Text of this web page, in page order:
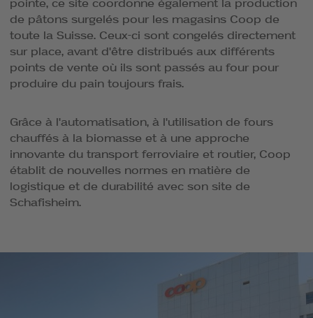
pointe, ce site coordonne également la production
de pâtons surgelés pour les magasins Coop de
toute la Suisse. Ceux-ci sont congelés directement
sur place, avant d'être distribués aux différents
points de vente où ils sont passés au four pour
produire du pain toujours frais.
Grâce à l'automatisation, à l'utilisation de fours
chauffés à la biomasse et à une approche
innovante du transport ferroviaire et routier, Coop
établit de nouvelles normes en matière de
logistique et de durabilité avec son site de
Schafisheim.